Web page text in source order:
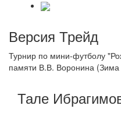
Версия Трейд
Турнир по мини-футболу
памяти В.В. Воронина
Тале